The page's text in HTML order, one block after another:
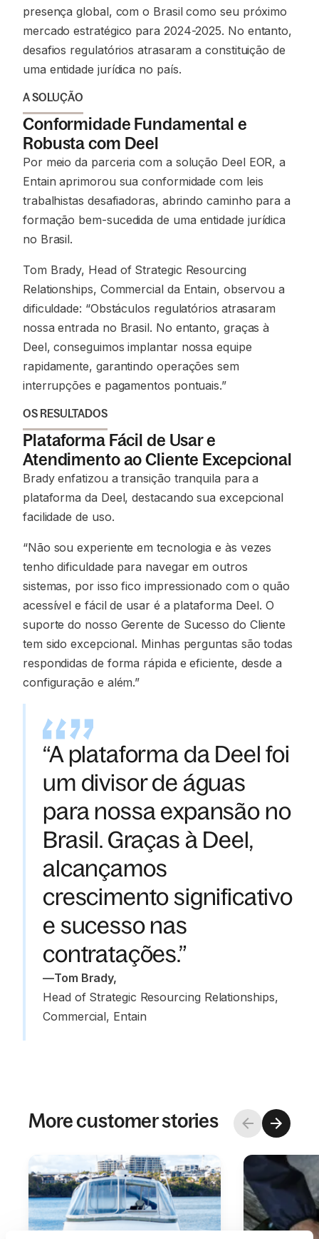
presença global, com o Brasil como seu próximo
mercado estratégico para 2024-2025. No entanto,
desafios regulatórios atrasaram a constituição de
uma entidade jurídica no país.
A SOLUÇÃO
Conformidade Fundamental e
Robusta com Deel
Por meio da parceria com a solução Deel EOR, a
Entain aprimorou sua conformidade com leis
trabalhistas desafiadoras, abrindo caminho para a
formação bem-sucedida de uma entidade jurídica
no Brasil.
Tom Brady, Head of Strategic Resourcing
Relationships, Commercial da Entain, observou a
dificuldade: “Obstáculos regulatórios atrasaram
nossa entrada no Brasil. No entanto, graças à
Deel, conseguimos implantar nossa equipe
rapidamente, garantindo operações sem
interrupções e pagamentos pontuais.”
OS RESULTADOS
Plataforma Fácil de Usar e
Atendimento ao Cliente Excepcional
Brady enfatizou a transição tranquila para a
plataforma da Deel, destacando sua excepcional
facilidade de uso.
“Não sou experiente em tecnologia e às vezes
tenho dificuldade para navegar em outros
sistemas, por isso fico impressionado com o quão
acessível e fácil de usar é a plataforma Deel. O
suporte do nosso Gerente de Sucesso do Cliente
tem sido excepcional. Minhas perguntas são todas
respondidas de forma rápida e eficiente, desde a
configuração e além.”
“A plataforma da Deel foi
um divisor de águas
para nossa expansão no
Brasil. Graças à Deel,
alcançamos
crescimento significativo
e sucesso nas
contratações.”
—Tom Brady,
Head of Strategic Resourcing Relationships,
Commercial, Entain
More customer stories